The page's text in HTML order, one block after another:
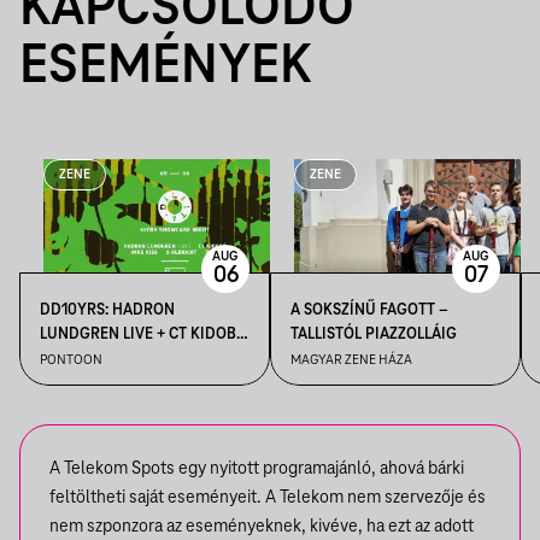
ESEMÉNYEK
ZENE
DD10YRS: HADRON
LUNDGREN LIVE + CT KIDOBÓ
+ IMRE KISS + S OLBRICHT +
DDSS
PONTOON
AUG
06
ZENE
A SOKSZÍNŰ FAGOTT –
TALLISTÓL PIAZZOLLÁIG
MAGYAR ZENE HÁZA
AUG
07
A Telekom Spots egy nyitott programajánló, ahová bárki
feltöltheti saját eseményeit. A Telekom nem szervezője és
nem szponzora az eseményeknek, kivéve, ha ezt az adott